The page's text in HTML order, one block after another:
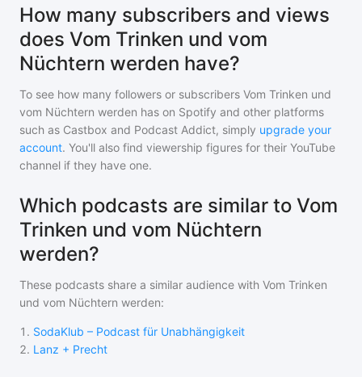
How many subscribers and views
does Vom Trinken und vom
Nüchtern werden have?
To see how many followers or subscribers Vom Trinken und
vom Nüchtern werden has on Spotify and other platforms
such as Castbox and Podcast Addict, simply upgrade your
account. You'll also find viewership figures for their YouTube
channel if they have one.
Which podcasts are similar to Vom
Trinken und vom Nüchtern
werden?
These podcasts share a similar audience with Vom Trinken
und vom Nüchtern werden:
1 . SodaKlub – Podcast für Unabhängigkeit
2. Lanz + Precht